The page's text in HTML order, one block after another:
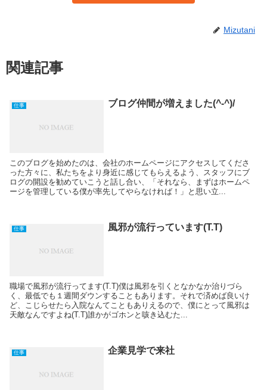
Mizutani
関連記事
仕事 ブログ仲間が増えました(^-^)/
このブログを始めたのは、会社のホームページにアクセスしてくださ
った方々に、私たちをより身近に感じてもらえるよう、スタッフにブ
ログの開設を勧めていこうと話し合い、「それなら、まずはホームペ
ージを管理している僕が率先してやらなければ！」と思い立...
仕事 風邪が流行っています(T.T)
職場で風邪が流行ってます(T.T)僕は風邪を引くとなかなか治りづら
く、最低でも１週間ダウンすることもあります。それで済めば良いけ
ど、こじらせたら入院なんてこともありえるので、僕にとって風邪は
天敵なんですよね(T.T)誰かがゴホンと咳き込むた...
仕事 企業見学で来社